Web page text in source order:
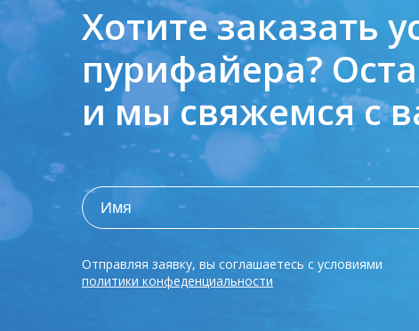
Хотите заказать
пурифайера?
и мы свяжемся с
Отправляя заявку, вы соглашаетесь с условиями
политики конфеденциальности